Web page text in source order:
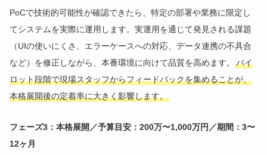
PoCで技術的可能性が確認できたら、特定の部署や業務に限定し
てシステムを実際に運用します。実運用を通じて発見される課題
（UIの使いにくさ、エラーケースへの対応、データ連携の不具合
など）を修正しながら、本番環境に向けて品質を高めます。パイ
ロット段階で現場スタッフからフィードバックを集めることが、
本格展開後の定着率に大きく影響します。
フェーズ3：本格展開／予算目安：200万〜1,000万円／期間：3〜
12ヶ月